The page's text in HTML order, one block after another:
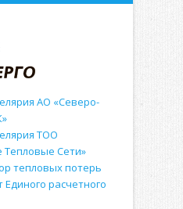
АО «Северо-
ТОО
Тепловые Сети»
тепловых потерь
расчетного